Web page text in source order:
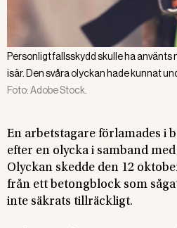
Personligt fallsskydd skulle ha
isär. Den svåra olyckan hade kunnat
Foto:Adobe Stock.
En arbetstagare förlamades i
efter en olycka i samband
Olyckan skedde den 12
från ett betongblock som
inte säkrats tillräckligt.